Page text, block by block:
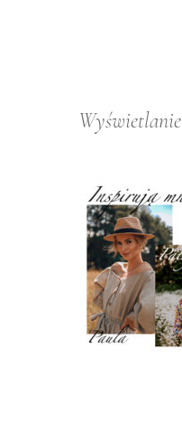
Wyświetlanie